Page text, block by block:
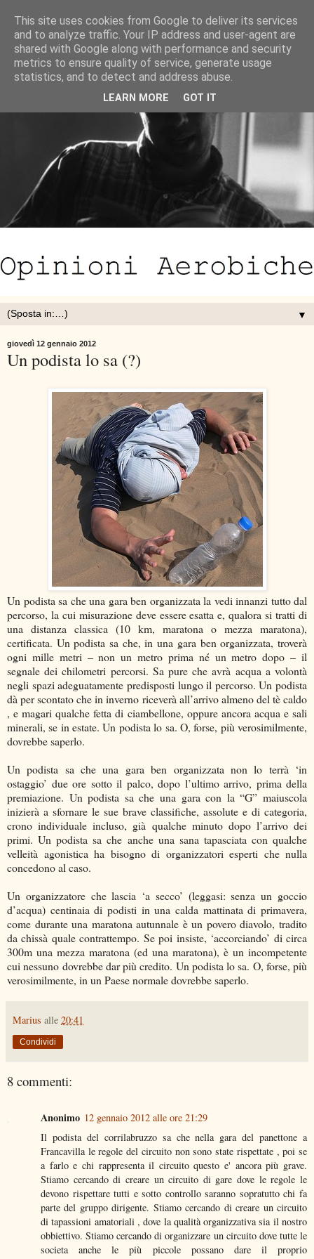
▼
giovedì 12 gennaio 2012
Un podista lo sa (?)
Un podista sa che una gara ben organizzata la vedi innanzi tutto dal
percorso, la cui misurazione deve essere esatta e, qualora si tratti di
una distanza classica (10 km, maratona o mezza maratona),
certificata. Un podista sa che, in una gara ben organizzata, troverà
ogni mille metri – non un metro prima né un metro dopo – il
segnale dei chilometri percorsi. Sa pure che avrà acqua a volontà
negli spazi adeguatamente predisposti lungo il percorso. Un podista
dà per scontato che in inverno riceverà all’arrivo almeno del tè caldo
, e magari qualche fetta di ciambellone, oppure ancora acqua e sali
minerali, se in estate. Un podista lo sa. O, forse, più verosimilmente,
dovrebbe saperlo.
Un podista sa che una gara ben organizzata non lo terrà ‘in
ostaggio’ due ore sotto il palco, dopo l’ultimo arrivo, prima della
premiazione. Un podista sa che una gara con la “G” maiuscola
inizierà a sfornare le sue brave classifiche, assolute e di categoria,
crono individuale incluso, già qualche minuto dopo l’arrivo dei
primi. Un podista sa che anche una sana tapasciata con qualche
velleità agonistica ha bisogno di organizzatori esperti che nulla
concedono al caso.
Un organizzatore che lascia ‘a secco’ (leggasi: senza un goccio
d’acqua) centinaia di podisti in una calda mattinata di primavera,
come durante una maratona autunnale è un povero diavolo, tradito
da chissà quale contrattempo. Se poi insiste, ‘accorciando’ di circa
300m una mezza maratona (ed una maratona), è un incompetente
cui nessuno dovrebbe dar più credito. Un podista lo sa. O, forse, più
verosimilmente, in un Paese normale dovrebbe saperlo.
Marius alle 20:41
Condividi
8 commenti:
Anonimo 12 gennaio 2012 alle ore 21:29
Il podista del corrilabruzzo sa che nella gara del panettone a
Francavilla le regole del circuito non sono state rispettate , poi se
a farlo e chi rappresenta il circuito questo e' ancora più grave.
Stiamo cercando di creare un circuito di gare dove le regole le
devono rispettare tutti e sotto controllo saranno sopratutto chi fa
parte del gruppo dirigente. Stiamo cercando di creare un circuito
di tapassioni amatoriali , dove la qualità organizzativa sia il nostro
obbiettivo. Stiamo cercando di organizzare un circuito dove tutte le
societa anche le più piccole possano dare il proprio
This site uses cookies from Google to deliver its services
and to analyze traffic. Your IP address and user-agent are
shared with Google along with performance and security
metrics to ensure quality of service, generate usage
statistics, and to detect and address abuse.
LEARN MORE GOT IT